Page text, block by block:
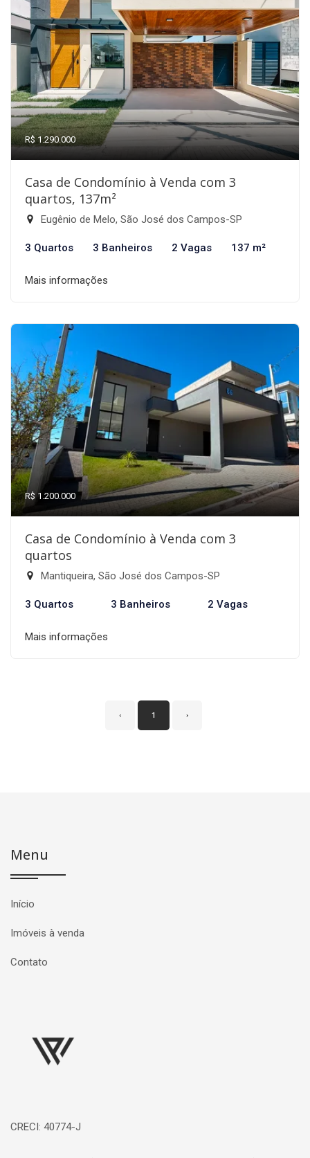
R$ 1.290.000
Casa de Condomínio à Venda com 3
quartos, 137m²
Eugênio de Melo, São José dos Campos-SP
3 Quartos 3 Banheiros 2 Vagas 137 m²
Mais informações
R$ 1.200.000
Casa de Condomínio à Venda com 3
quartos
Mantiqueira, São José dos Campos-SP
3 Quartos 3 Banheiros 2 Vagas
Mais informações
‹ 1 ›
Menu
Início
Imóveis à venda
Contato
CRECI: 40774-J